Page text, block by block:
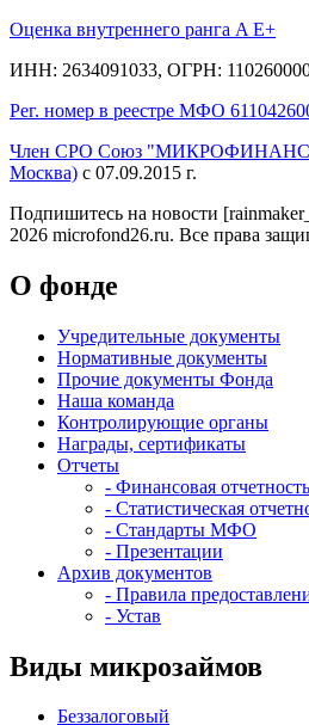
Оценка внутреннего ранга A E+
ИНН: 2634091033, ОГРН:
Рег. номер в реестре МФО
Член СРО Союз
Москва) с 07.09.2015 г.
Подпишитесь на новости
2026 microfond26.ru. Все права
О фонде
Учредительные документы
Нормативные документы
Прочие документы Фонда
Наша команда
Контролирующие органы
Награды, сертификаты
Отчеты
- Финансовая отчетность
- Статистическая
- Стандарты МФО
- Презентации
Архив документов
- Правила
- Устав
Виды микрозаймов
Беззалоговый